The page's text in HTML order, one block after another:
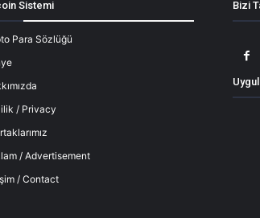
Sistemi
Para Sözlüğü
/ Privacy
/ Advertisement
/ Contact
Bizi